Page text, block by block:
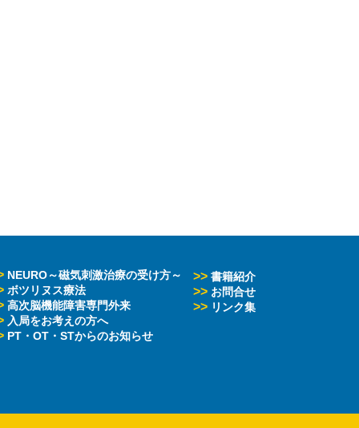
NEURO～磁気刺激治療の受け方～
ボツリヌス療法
高次脳機能障害専門外来
入局をお考えの方へ
PT・OT・STからのお知らせ
>> 書籍紹介
>> お問合せ
>> リンク集